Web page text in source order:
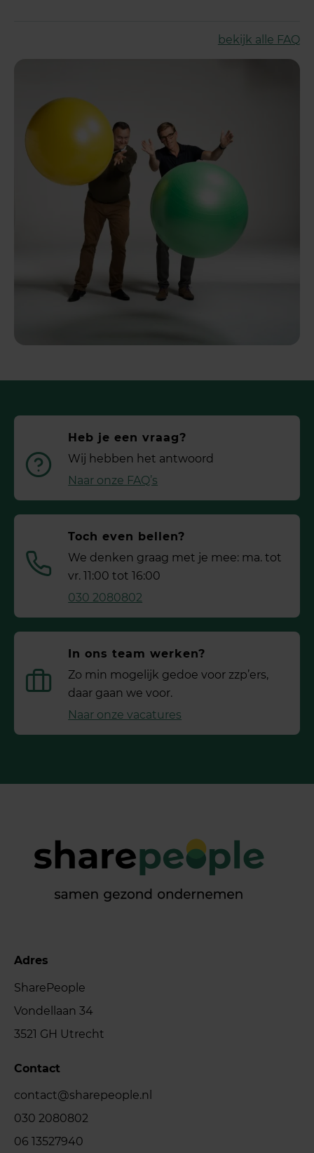
bekijk alle FAQ
Heb je een vraag?
Wij hebben het antwoord
Naar onze FAQ’s
Toch even bellen?
We denken graag met je mee: ma. tot
vr. 11:00 tot 16:00
030 2080802
In ons team werken?
Zo min mogelijk gedoe voor ­zzp’ers,
daar gaan we voor.
Naar onze vacatures
Adres
SharePeople
Vondellaan 34
3521 GH Utrecht
Contact
contact@sharepeople.nl
030 2080802
06 13527940